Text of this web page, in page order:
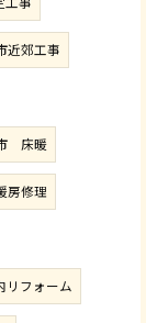
近郊工事
床暖
房修理
リフォーム